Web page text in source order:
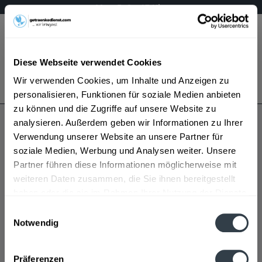
Diese Webseite verwendet Cookies
Wir verwenden Cookies, um Inhalte und Anzeigen zu
personalisieren, Funktionen für soziale Medien anbieten
zu können und die Zugriffe auf unsere Website zu
analysieren. Außerdem geben wir Informationen zu Ihrer
Verwendung unserer Website an unsere Partner für
soziale Medien, Werbung und Analysen weiter. Unsere
Partner führen diese Informationen möglicherweise mit
weiteren Daten zusammen, die Sie ihnen bereitgestellt
Notwendig
Präferenzen
Mo – Fr 9 – 17 Uhr
Menü
Bestellung widerrufen
Es gilt unsere Datenschutzerklärung
Glorietta
Glorietta wird in den folgenden Regionen, Städten,